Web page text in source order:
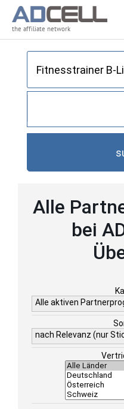
the affiliate network
Alle
bei
Alle aktiven
nach Relevanz (nur